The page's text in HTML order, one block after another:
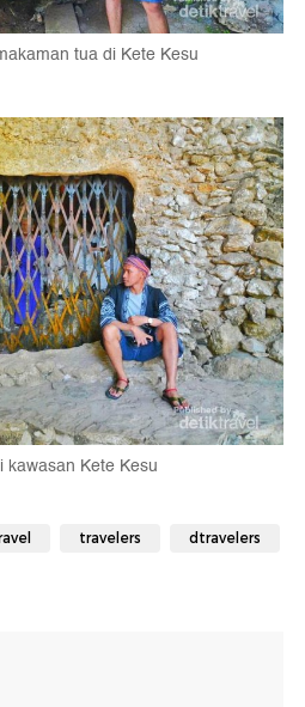
tua di Kete Kesu
kawasan Kete Kesu
travelers dtravelers